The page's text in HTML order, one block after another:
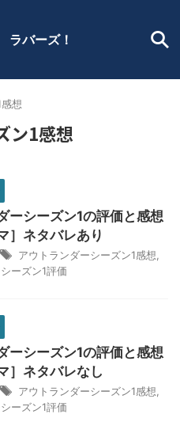
バーズ！
想
ン1感想
ーシーズン1の評価と感想
］ネタバレあり
アウトランダーシーズン1感想
ーズン1評価
ーシーズン1の評価と感想
］ネタバレなし
アウトランダーシーズン1感想
ーズン1評価